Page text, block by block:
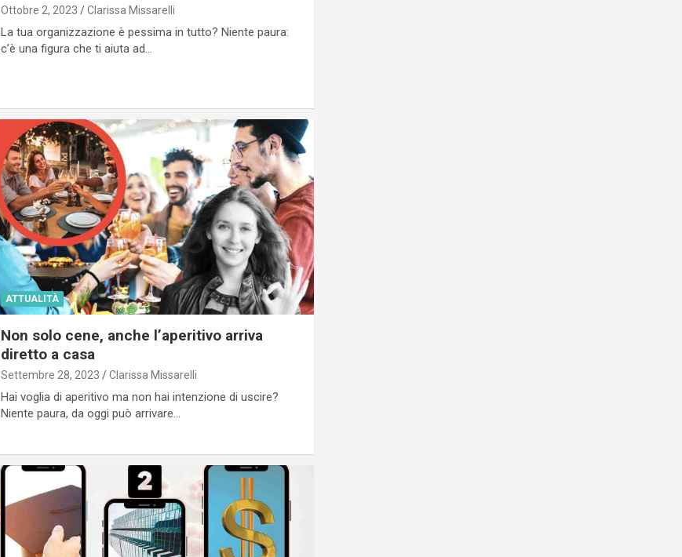
Ottobre 2, 2023 Clarissa Missarelli
La tua organizzazione è pessima in tutto? Niente paura:
c’è una figura che ti aiuta ad…
ATTUALITÀ
Non solo cene, anche l’aperitivo arriva
diretto a casa
Settembre 28, 2023 Clarissa Missarelli
Hai voglia di aperitivo ma non hai intenzione di uscire?
Niente paura, da oggi può arrivare…